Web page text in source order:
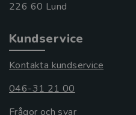
Kundservice
Kontakta kundservice
046-31 21 00
Frågor och svar